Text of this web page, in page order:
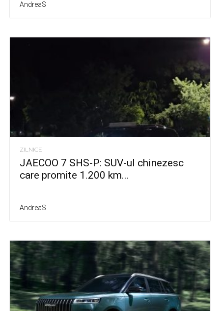
AndreaS
ZILNICE
JAECOO 7 SHS-P: SUV-ul chinezesc
care promite 1.200 km...
AndreaS